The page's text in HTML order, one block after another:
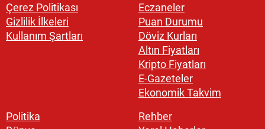
Çerez Politikası
Gizlilik İlkeleri
Kullanım Şartları
Eczaneler
Puan Durumu
Döviz Kurları
Altın Fiyatları
Kripto Fiyatları
E-Gazeteler
Ekonomik Takvim
Politika
Rehber